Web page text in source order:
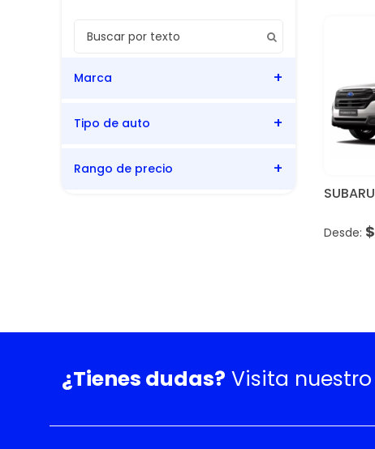
Marca
Subaru
Tipo de auto
SUV
Rango de precio
SUBARU
$
¿Tienes dudas? Visita